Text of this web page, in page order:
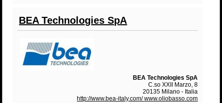
BEA Technologies SpA
BEA Technologies SpA
C.so XXII Marzo, 8
20135 Milano - Italia
http://www.bea-italy.com/www.oliobasso.com